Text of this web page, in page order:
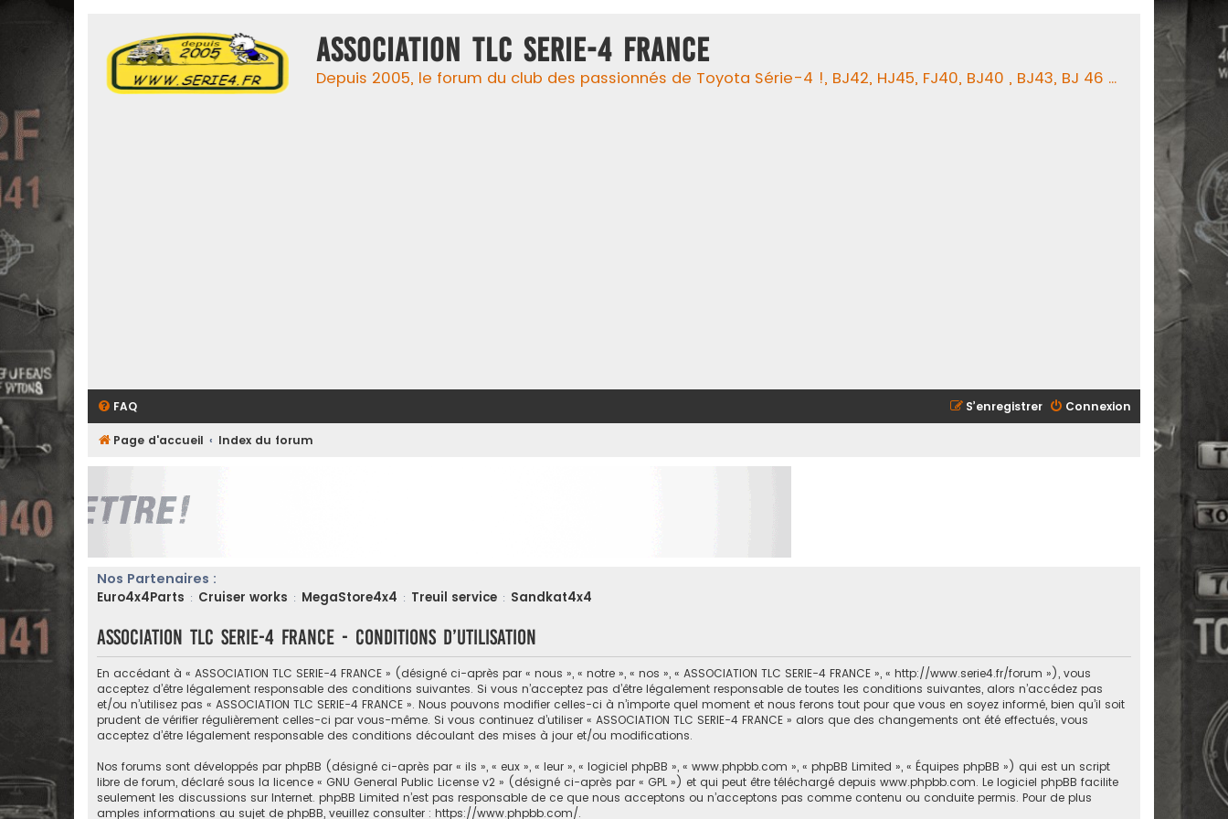
ASSOCIATION TLC SERIE-4 FRANCE
Depuis 2005, le forum du club des passionnés de Toyota Série-4 !, BJ42, HJ45, FJ40, BJ40 , BJ43, BJ 46 ...
FAQ Connexion
S’enregistrer
Page d'accueil Index du forum
Nos Partenaires :
Euro4x4Parts : Cruiser works : MegaStore4x4 : Treuil service : Sandkat4x4
ASSOCIATION TLC SERIE-4 FRANCE - Conditions d’utilisation
En accédant à « ASSOCIATION TLC SERIE-4 FRANCE » (désigné ci-après par « nous », « notre », « nos », « ASSOCIATION TLC SERIE-4 FRANCE », « http://www.serie4.fr/forum »), vous
acceptez d’être légalement responsable des conditions suivantes. Si vous n’acceptez pas d’être légalement responsable de toutes les conditions suivantes, alors n’accédez pas
et/ou n’utilisez pas « ASSOCIATION TLC SERIE-4 FRANCE ». Nous pouvons modifier celles-ci à n’importe quel moment et nous ferons tout pour que vous en soyez informé, bien qu’il soit
prudent de vérifier régulièrement celles-ci par vous-même. Si vous continuez d’utiliser « ASSOCIATION TLC SERIE-4 FRANCE » alors que des changements ont été effectués, vous
acceptez d’être légalement responsable des conditions découlant des mises à jour et/ou modifications.
Nos forums sont développés par phpBB (désigné ci-après par « ils », « eux », « leur », « logiciel phpBB », « www.phpbb.com », « phpBB Limited », « Équipes phpBB ») qui est un script
libre de forum, déclaré sous la licence « GNU General Public License v2 » (désigné ci-après par « GPL ») et qui peut être téléchargé depuis www.phpbb.com. Le logiciel phpBB facilite
seulement les discussions sur Internet. phpBB Limited n’est pas responsable de ce que nous acceptons ou n’acceptons pas comme contenu ou conduite permis. Pour de plus
amples informations au sujet de phpBB, veuillez consulter : https://www.phpbb.com/.